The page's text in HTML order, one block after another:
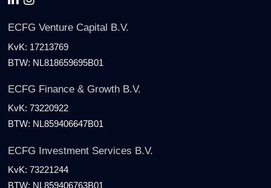
ECFG Venture Capital B.V.
KvK: 17213769
BTW: NL818659695B01
ECFG Finance & Growth B.V.
KvK: 73220922
BTW: NL859406647B01
ECFG Investment Services B.V.
KvK: 73221244
BTW: NL859406763B01